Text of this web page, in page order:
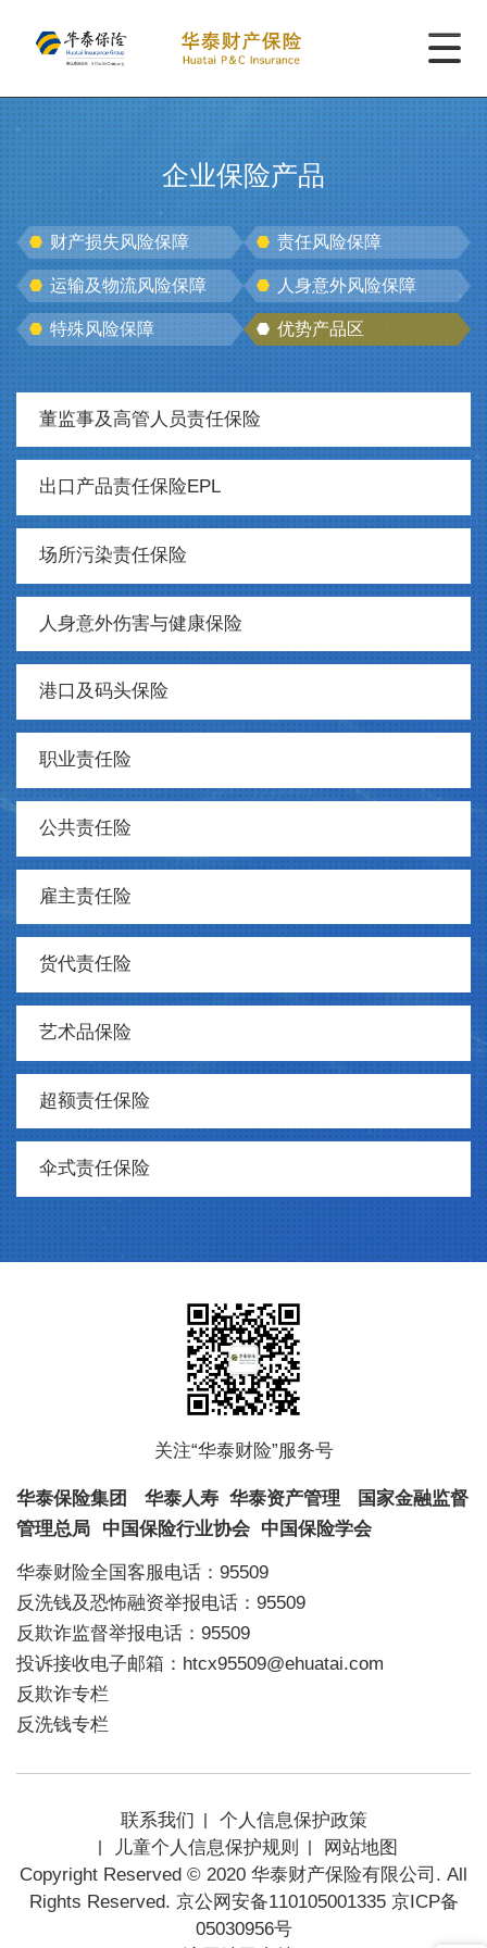
企业保险产品
财产损失风险保障 责任风险保障
运输及物流风险保障 人身意外风险保障
特殊风险保障 优势产品区
董监事及高管人员责任保险
出口产品责任保险EPL
场所污染责任保险
人身意外伤害与健康保险
港口及码头保险
职业责任险
公共责任险
雇主责任险
货代责任险
艺术品保险
超额责任保险
伞式责任保险
关注“华泰财险”服务号
华泰保险集团 华泰人寿 华泰资产管理
国家金融监督
管理总局
中国保险行业协会 中国保险学会
华泰财险全国客服电话：95509
反洗钱及恐怖融资举报电话：95509
反欺诈监督举报电话：95509
投诉接收电子邮箱：htcx95509@ehuatai.com
反欺诈专栏
反洗钱专栏
联系我们
个人信息保护政策
儿童个人信息保护规则
网站地图
Copyright Reserved © 2020 华泰财产保险有限公司. All
Rights Reserved. 京公网安备110105001335 京ICP备
05030956号